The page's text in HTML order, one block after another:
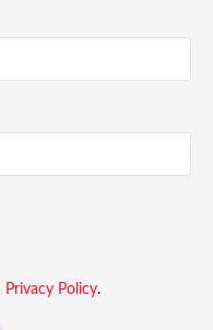
Privacy Policy.